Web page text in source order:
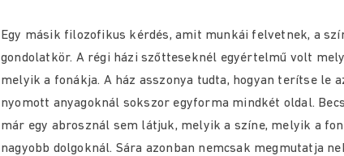
Egy másik filozofikus kérdés, amit munkái felvetnek, a
gondolatkör. A régi házi szőtteseknél egyértelmű volt
melyik a fonákja. A ház asszonya tudta, hogyan terítse le
nyomott anyagoknál sokszor egyforma mindkét oldal.
már egy abrosznál sem látjuk, melyik a színe, melyik a
nagyobb dolgoknál. Sára azonban nemcsak megmutatja